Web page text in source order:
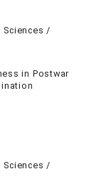
Sciences /
in Postwar
Sciences /